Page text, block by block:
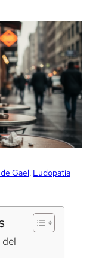
Gael, Ludopatía
del